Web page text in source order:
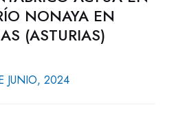
NONAYA EN
(ASTURIAS)
JUNIO, 2024